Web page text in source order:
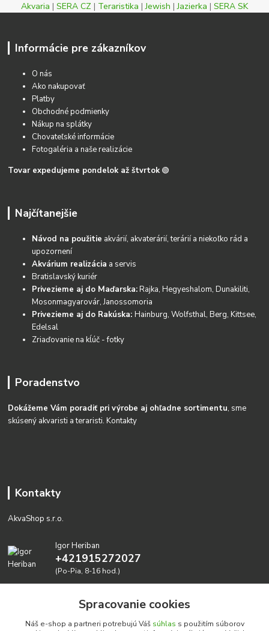
Akvaria | SERA CZ | Teraristika |Jewish |Jazierka | SERA SK
Informácie pre zákazníkov
O nás
Ako nakupovať
Platby
Obchodné podmienky
Nákup na splátky
Chovateľské informácie
Fotogaléria a naše realizácie
Tovar expedujeme pondelok až štvrtok 🟢
Najčítanejšie
Návod na použitie akvárií, akvaterárií, terárií a niekoľko rád a
upozornení
Akvárium realizácia a servis
Bratislavský kuriér
Privezieme aj do Maďarska:Rajka, Hegyeshalom, Dunakiliti,
Mosonmagyarovár, Janossomoria
Privezieme aj do Rakúska:Hainburg, Wolfsthal, Berg, Kittsee,
Edelsal
Zriaďovanie na kĺúč - fotky
Poradenstvo
Dokážeme Vám poradiť pri výrobe aj ohľadne sortimentu, sme
skúsený akvaristi a teraristi.Kontakty
Kontakty
AkvaShop s.r.o.
Igor Heriban
+421915272027
(Po-Pia, 8-16 hod.)
Spracovanie cookies
Náš e-shop a partneri potrebujú Váš súhlas s použitím súborov